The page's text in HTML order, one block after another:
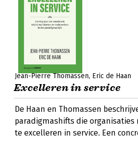
Jean-Pierre Thomassen Eric de Haan
Excelleren in service
De Haan en Thomassen
paradigmashifts die organisaties
te excelleren in service. Een